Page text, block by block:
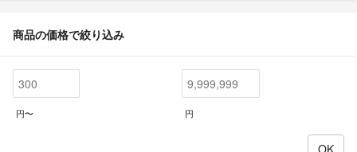
商品の価格で絞り込み
円〜 円